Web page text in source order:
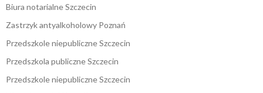
Biura notarialne Szczecin
Zastrzyk antyalkoholowy Poznań
Przedszkole niepubliczne Szczecin
Przedszkola publiczne Szczecin
Przedszkole niepubliczne Szczecin